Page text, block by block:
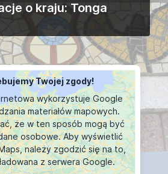
o kraju: Tonga
Twojej zgody!
wykorzystuje Google
materiałów mapowych.
że w ten sposób mogą być
osobowe. Aby wyświetlić
należy zgodzić się na to,
z serwera Google.